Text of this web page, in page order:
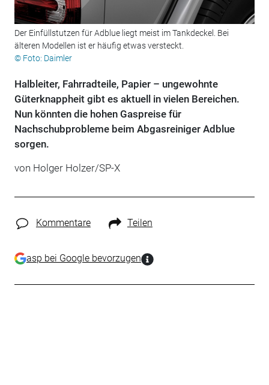
Der Einfüllstutzen für Adblue liegt meist im Tankdeckel. Bei
älteren Modellen ist er häufig etwas versteckt.
© Foto: Daimler
Halbleiter, Fahrradteile, Papier – ungewohnte
Güterknappheit gibt es aktuell in vielen Bereichen.
Nun könnten die hohen Gaspreise für
Nachschubprobleme beim Abgasreiniger Adblue
sorgen.
von Holger Holzer/SP-X
Kommentare Teilen
asp bei Google bevorzugen